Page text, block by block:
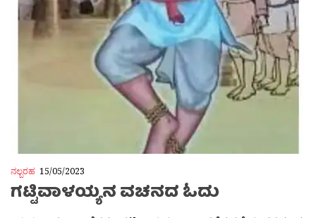
ನಲ್ಬರಹ 15/05/2023
ಗಟ್ಟಿವಾಳಯ್ಯನ ವಚನದ ಓದು